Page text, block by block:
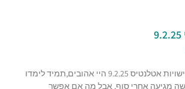
המסר השבועי מפי ישויות אטלנטיס 9.2.25 היי אהובים,תמיד לימדו
מגיעה אחרי סוף, אבל מה אם אפשר